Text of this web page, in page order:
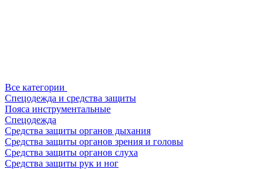
Все категории
Спецодежда и средства защиты
Пояса инструментальные
Спецодежда
Средства защиты органов дыхания
Средства защиты органов зрения и головы
Средства защиты органов слуха
Средства защиты рук и ног